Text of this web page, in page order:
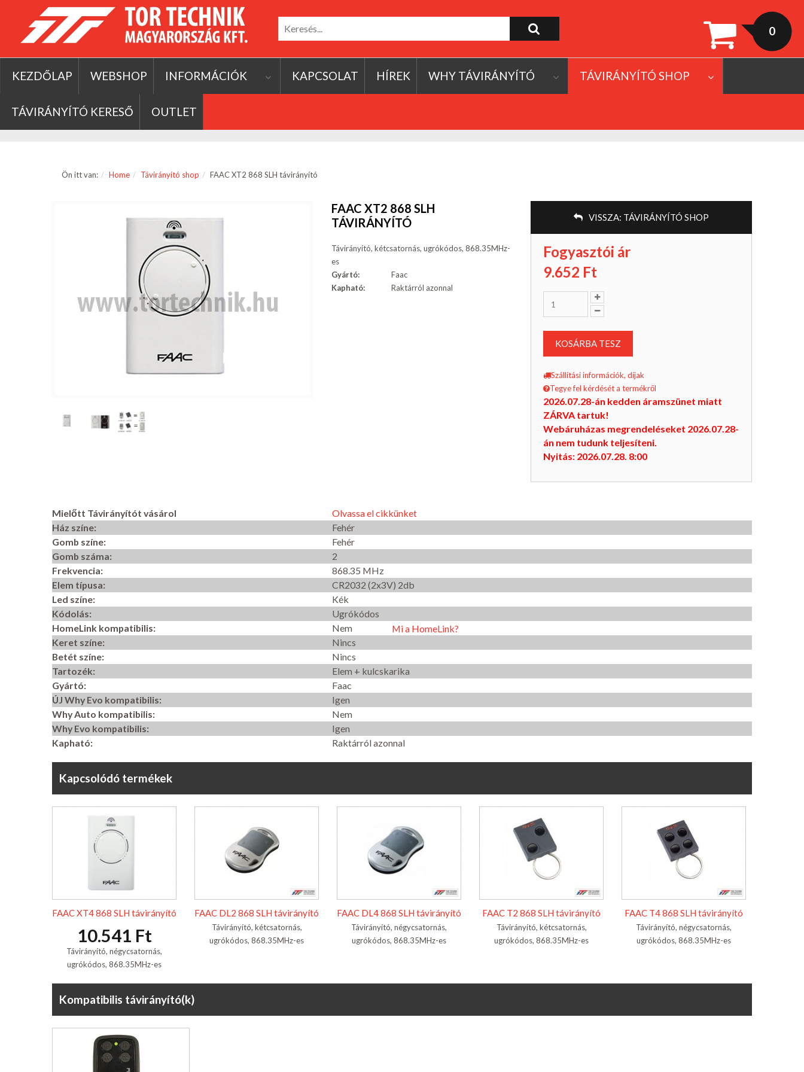
0
KEZDŐLAP WEBSHOP INFORMÁCIÓK KAPCSOLAT HÍREK WHY TÁVIRÁNYÍTÓ TÁVIRÁNYÍTÓ SHOP
TÁVIRÁNYÍTÓ KERESŐ OUTLET
Ön itt van: Home Távirányító shop FAAC XT2 868 SLH távirányító
FAAC XT2 868 SLH
TÁVIRÁNYÍTÓ
Távirányító, kétcsatornás, ugrókódos, 868.35MHz-
es
Gyártó:
Faac
Kapható:
Raktárról azonnal
VISSZA: TÁVIRÁNYÍTÓ SHOP
Fogyasztói ár
9.652 Ft
KOSÁRBA TESZ
Szállítási információk, díjak
Tegye fel kérdését a termékről
2026.07.28-án kedden áramszünet miatt
ZÁRVA tartuk!
Webáruházas megrendeléseket 2026.07.28-
án nem tudunk teljesíteni.
Nyitás: 2026.07.28. 8:00
Mielőtt Távirányítót vásárol
Olvassa el cikkünket
Ház színe:
Fehér
Gomb színe:
Fehér
Gomb száma:
2
Frekvencia:
868.35 MHz
Elem típusa:
CR2032 (2x3V) 2db
Led színe:
Kék
Kódolás:
Ugrókódos
HomeLink kompatibilis:
Nem
Mi a HomeLink?
Keret színe:
Nincs
Betét színe:
Nincs
Tartozék:
Elem + kulcskarika
Gyártó:
Faac
ÚJ Why Evo kompatibilis:
Igen
Why Auto kompatibilis:
Nem
Why Evo kompatibilis:
Igen
Kapható:
Raktárról azonnal
Kapcsolódó termékek
FAAC XT4 868 SLH távirányító
10.541 Ft
Távirányító, négycsatornás,
ugrókódos, 868.35MHz-es
FAAC DL2 868 SLH távirányító
Távirányító, kétcsatornás,
ugrókódos, 868.35MHz-es
FAAC DL4 868 SLH távirányító
Távirányító, négycsatornás,
ugrókódos, 868.35MHz-es
FAAC T2 868 SLH távirányító
Távirányító, kétcsatornás,
ugrókódos, 868.35MHz-es
FAAC T4 868 SLH távirányító
Távirányító, négycsatornás,
ugrókódos, 868.35MHz-es
Kompatibilis távirányító(k)